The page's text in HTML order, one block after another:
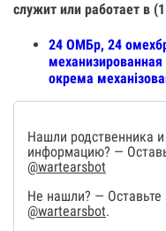
служит или работает в
24 ОМБр, 24
окрема
Нашли родственника
информацию? —
@wartearsbot
Не нашли? — Оставьте
@wartearsbot.